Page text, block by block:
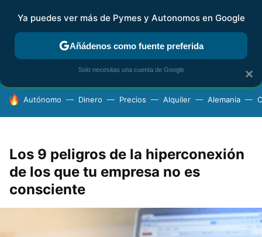
FISCALIDAD Y CONTABILIDAD KIT DIGITAL RENTA
HOY SE HABLA DE
Autónomo Dinero Precios Alquiler Alemania
Los 9 peligros de la hiperconexión
de los que tu empresa no es
consciente
×
Ya puedes ver más de Pymes y Autonomos en Google
Añádenos como fuente preferida
Solo necesitas una cuenta de Google